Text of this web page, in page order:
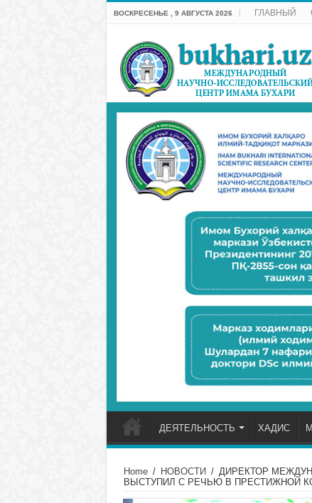
ВОСКРЕСЕНЬЕ , 9 АВГУСТА 2026 ГЛАВНЫЙ
ДЕЯТЕЛЬНОСТЬ ХАДИС
Home / НОВОСТИ / ДИРЕКТОР
ВЫСТУПИЛ С РЕЧЬЮ В ПРЕСТИЖНОЙ